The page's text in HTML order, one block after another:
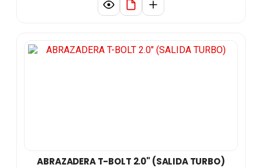
ABRAZADERA T-BOLT 2.0" (SALIDA TURBO)